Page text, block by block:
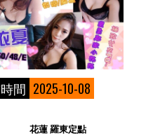
間 2025-10-08
花蓮 羅東定點